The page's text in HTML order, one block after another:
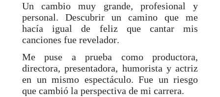
Un cambio muy grande, profesional y
personal. Descubrir un camino que me
hacía igual de feliz que cantar mis
canciones fue revelador.
Me puse a prueba como productora,
directora, presentadora, humorista y actriz
en un mismo espectáculo. Fue un riesgo
que cambió la perspectiva de mi carrera.